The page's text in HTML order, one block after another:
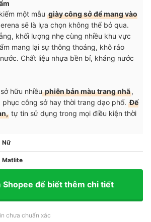
một mẫu giày công sở để mang vào
sẽ là lựa chọn không thể bỏ qua.
khối lượng nhẹ cùng nhiều khu vực
mang lại sự thông thoáng, khô ráo
Chất liệu nhựa bền bỉ, kháng nước
hữu nhiềuphiên bản màu trang nhã,
công sở hay thời trang dạo phố. Đế
tự tin sử dụng trong mọi điều kiện thời
Nữ
Matlite
Shopee để biết thêm chi tiết
chưa chuẩn xác